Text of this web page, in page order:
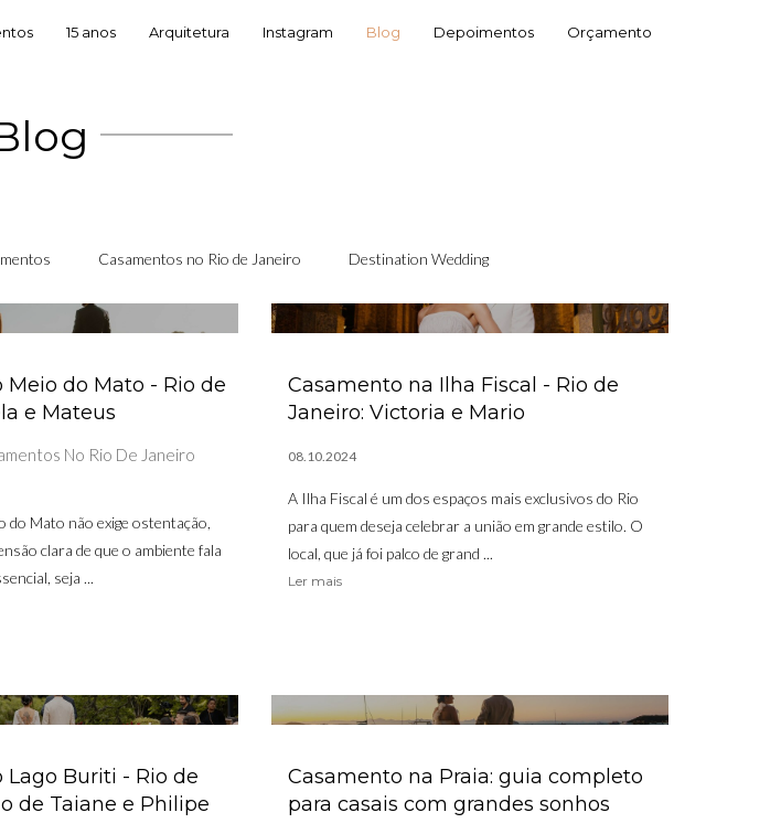
15 anos Arquitetura Instagram Blog Depoimentos Orçamento
Casamentos no Rio de Janeiro Destination Wedding
Meio do Mato - Rio de
e Mateus
No Rio De Janeiro
do Mato não exige ostentação,
clara de que o ambiente fala
seja ...
Casamento na Ilha Fiscal - Rio de
Janeiro: Victoria e Mario
08.10.2024
A Ilha Fiscal é um dos espaços mais exclusivos do Rio
para quem deseja celebrar a união em grande estilo. O
local, que já foi palco de grand ...
Ler mais
Lago Buriti - Rio de
de Taiane e Philipe
Casamento na Praia: guia completo
para casais com grandes sonhos